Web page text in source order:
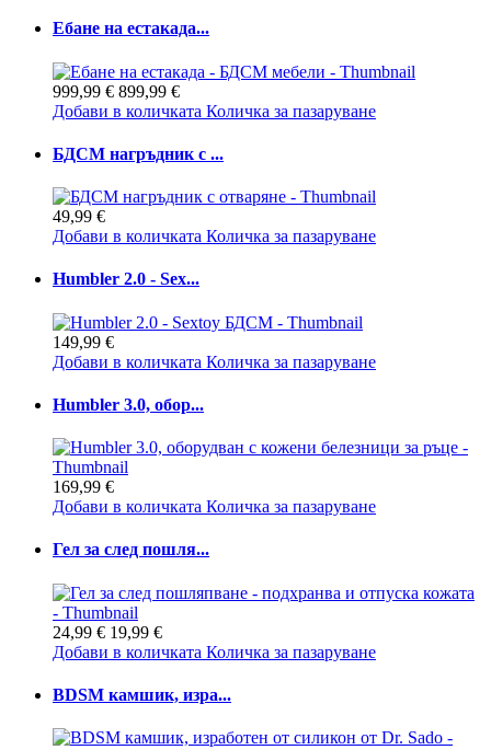
Ебане на естакада...
999,99 € 899,99 €
Добави в количката Количка за пазаруване
БДСМ нагръдник с ...
49,99 €
Добави в количката Количка за пазаруване
Humbler 2.0 - Sex...
149,99 €
Добави в количката Количка за пазаруване
Humbler 3.0, обор...
169,99 €
Добави в количката Количка за пазаруване
Гел за след пошля...
24,99 € 19,99 €
Добави в количката Количка за пазаруване
BDSM камшик, изра...